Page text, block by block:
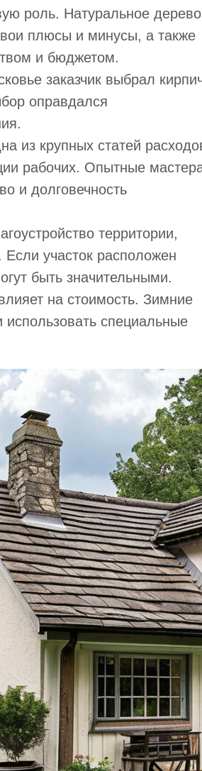
роль. Натуральное
плюсы и минусы, а также
и бюджетом.
заказчик выбрал
оправдался
из крупных статей
рабочих. Опытные
и долговечность
территории,
участок расположен
быть значительными.
на стоимость. Зимние
специальные